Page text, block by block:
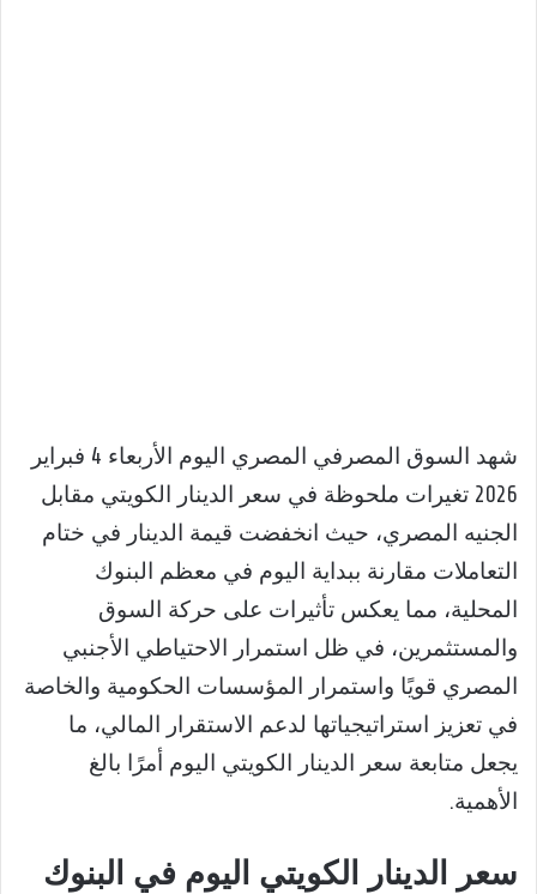
شهد السوق المصرفي المصري اليوم الأربعاء 4 فبراير
2026 تغيرات ملحوظة في سعر الدينار الكويتي مقابل
الجنيه المصري، حيث انخفضت قيمة الدينار في ختام
التعاملات مقارنة ببداية اليوم في معظم البنوك
المحلية، مما يعكس تأثيرات على حركة السوق
والمستثمرين، في ظل استمرار الاحتياطي الأجنبي
المصري قويًا واستمرار المؤسسات الحكومية والخاصة
في تعزيز استراتيجياتها لدعم الاستقرار المالي، ما
يجعل متابعة سعر الدينار الكويتي اليوم أمرًا بالغ
الأهمية.
سعر الدينار الكويتي اليوم في البنوك